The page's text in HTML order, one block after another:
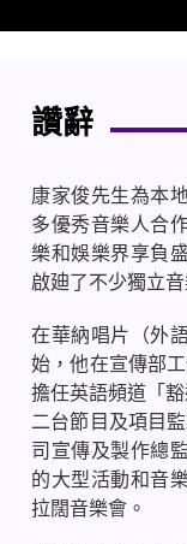
讚辭
康家俊先生為本
多優秀音樂人合
樂和娛樂界享負
啟廸了不少獨立音
在華納唱片（外
始，他在宣傳部
擔任英語頻道「
二台節目及項目
司宣傳及製作總
的大型活動和音
拉闊音樂會。